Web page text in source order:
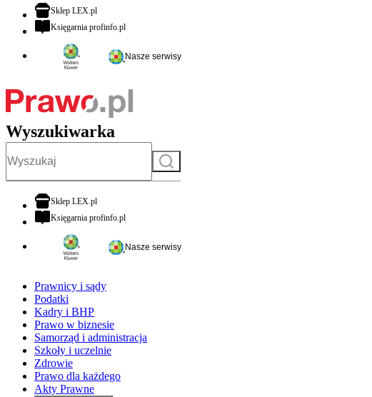
Sklep LEX.plotwiera się w nowej karcie
Księgarnia profinfo.plotwiera się w nowej karcie
Nasze serwisy
Wyszukiwarka
Szukaj
Sklep LEX.plotwiera się w nowej karcie
Księgarnia profinfo.plotwiera się w nowej karcie
Nasze serwisy
Prawnicy i sądy
Podatki
Kadry i BHP
Prawo w biznesie
Samorząd i administracja
Szkoły i uczelnie
Zdrowie
Prawo dla każdego
Akty Prawne